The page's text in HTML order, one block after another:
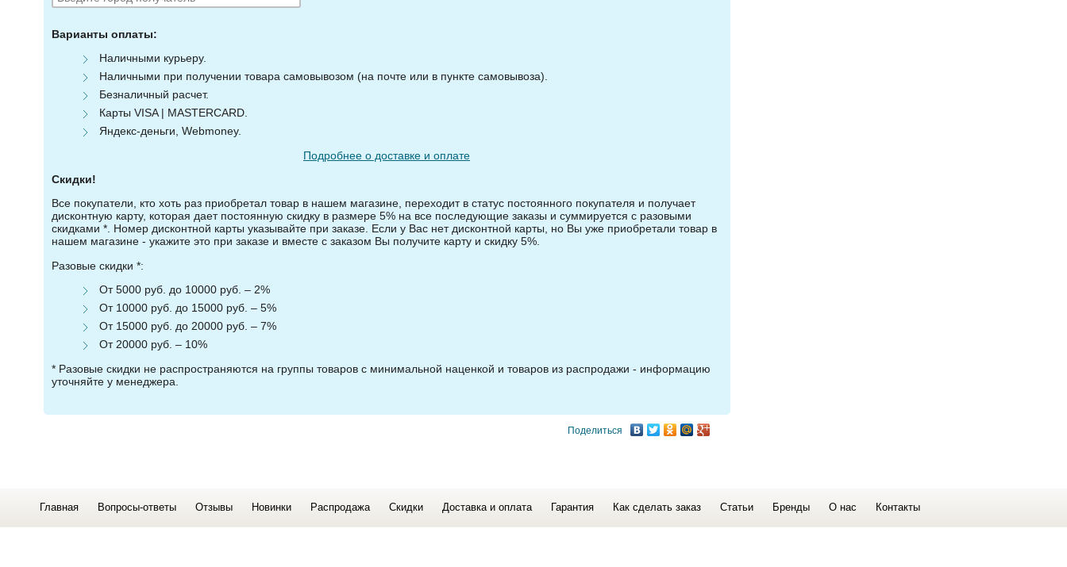
Варианты оплаты:
Наличными курьеру.
Наличными при получении товара самовывозом (на почте или в пункте самовывоза).
Безналичный расчет.
Карты VISA | MASTERCARD.
Яндекс-деньги, Webmoney.
Подробнее о доставке и оплате
Скидки!
Все покупатели, кто хоть раз приобретал товар в нашем магазине, переходит в статус постоянного покупателя и получает
дисконтную карту, которая дает постоянную скидку в размере 5% на все последующие заказы и суммируется с разовыми
скидками *. Номер дисконтной карты указывайте при заказе. Если у Вас нет дисконтной карты, но Вы уже приобретали товар в
нашем магазине - укажите это при заказе и вместе с заказом Вы получите карту и скидку 5%.
Разовые скидки *:
От 5000 руб. до 10000 руб. – 2%
От 10000 руб. до 15000 руб. – 5%
От 15000 руб. до 20000 руб. – 7%
От 20000 руб. – 10%
* Разовые скидки не распространяются на группы товаров с минимальной наценкой и товаров из распродажи - информацию
уточняйте у менеджера.
Поделиться
Главная Вопросы-ответы Отзывы Новинки Распродажа Скидки Доставка и оплата Гарантия Как сделать заказ Статьи Бренды О нас Контакты